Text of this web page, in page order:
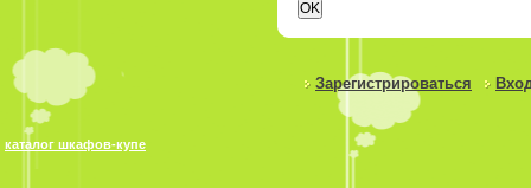
Зарегистрироваться
каталог шкафов-купе